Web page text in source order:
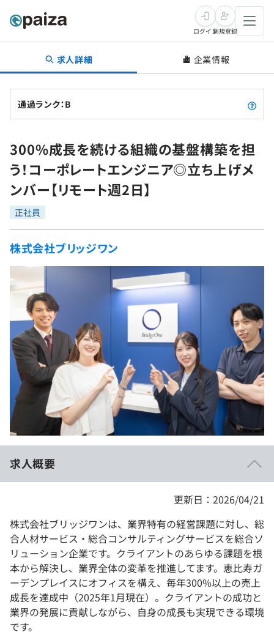
転職・キャリア
転職成功ガイド
転職エージェント
インタビュー
転職成功ガイド
新卒就活
求人検索
本選考
インターン
新卒エージェント
イベント・セミナー
インタビュー
就活成功ガイド
学習
問題集
4択課題
リファレンス
プラン
個人向けプラン
法人向けプラン
学校向けプラン
契約内容・クーポン
プログラミング言語
評価結果一覧
再チャレンジ結果一覧
ゲーム・マンガ
Tech Team Journal
paiza times
note
paizaとは？
ログイン新規登録
求人詳細 企業情報
通過ランク：B
300%成長を続ける組織の基盤構築を担
う！コーポレートエンジニア◎立ち上げメ
ンバー【リモート週2日】
正社員
株式会社ブリッジワン
求人概要
更新日：2026/04/21
株式会社ブリッジワンは、業界特有の経営課題に対し、総
合人材サービス・総合コンサルティングサービスを総合ソ
リューション企業です。クライアントのあらゆる課題を根
本から解決し、業界全体の変革を推進してます。恵比寿ガ
ーデンプレイスにオフィスを構え、毎年300%以上の売上
成長を達成中（2025年1月現在）。クライアントの成功と
業界の発展に貢献しながら、自身の成長も実現できる環境
です。